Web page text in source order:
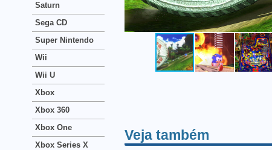
Veja também
Saturn
Sega CD
Super Nintendo
Wii
Wii U
Xbox
Xbox 360
Xbox One
Xbox Series X